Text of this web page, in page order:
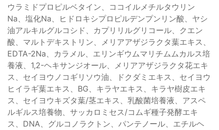
ウラミドプロピルベタイン、ココイルメチルタウリン
Na、塩化Na、ヒドロキシプロピルデンプンリン酸、ヤシ
油アルキルグルコシド、カプリリルグリコール、クエン
酸、マルトデキストリン、メリアアザジラクタ葉エキス、
EDTA-2Na、カラメル、エリンギウムマリチムムカルス培
養液、1,2-ヘキサンジオール、メリアアザジラクタ花エキ
ス、セイヨウノコギリソウ油、ドクダミエキス、セイヨウ
ヒイラギ葉エキス、BG、キラヤエキス、キラヤ樹皮エキ
ス、セイヨウキズタ葉/茎エキス、乳酸菌培養液、アスペ
ルギルス培養物、サッカロミセス/コムギ種子発酵エキ
ス、DNA、グルコノラクトン、パンテノール、エチルヘ